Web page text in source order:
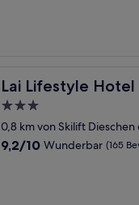
Lai Lifestyle Hotel
Lai Lifestyle Hotel
3.0-
Sterne-
Unterkunft
0,8 km von Skilift
9.2
9,2/10 Wunderbar (165